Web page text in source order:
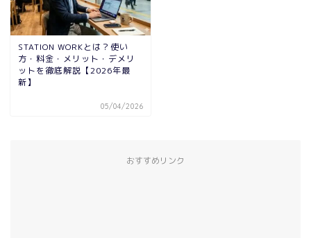
STATION WORKとは？使い
方・料金・メリット・デメリ
ットを徹底解説【2026年最
新】
05/04/2026
おすすめリンク